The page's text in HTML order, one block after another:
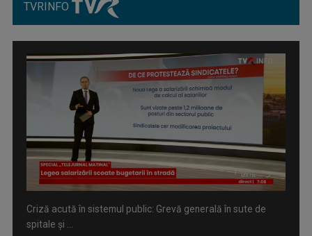
VLAD UNGAR
Este reporter al Știrilor TVR acreditat la ...
TVRINFO
Criză acută în sistemul public: Grevă generală în sute de
spitale și ...